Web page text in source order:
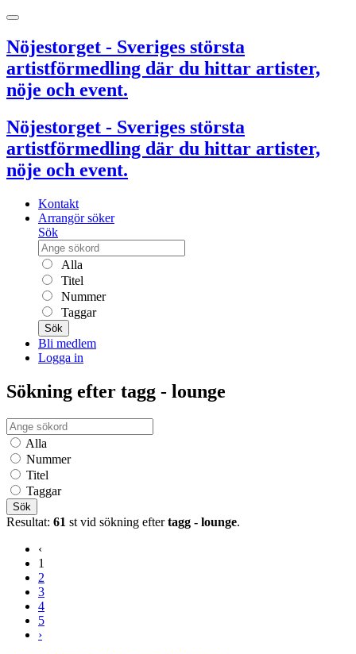
Nöjestorget - Sveriges största
artistförmedling där du hittar artister,
nöje och event.
Nöjestorget - Sveriges största
artistförmedling där du hittar artister,
nöje och event.
Kontakt
Arrangör söker
Sök
Alla
Titel
Nummer
Taggar
Sök
Bli medlem
Logga in
Sökning efter tagg - lounge
Alla
Nummer
Titel
Taggar
Sök
Resultat: 61 st vid sökning eftertagg - lounge.
‹
1
2
3
4
5
›